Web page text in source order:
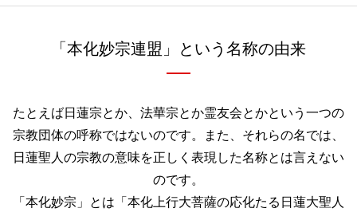
「本化妙宗連盟」という名称の由来
たとえば日蓮宗とか、法華宗とか霊友会とかという一つの
宗教団体の呼称ではないのです。また、それらの名では、
日蓮聖人の宗教の意味を正しく表現した名称とは言えない
のです。
「本化妙宗」とは「本化上行大菩薩の応化たる日蓮大聖人